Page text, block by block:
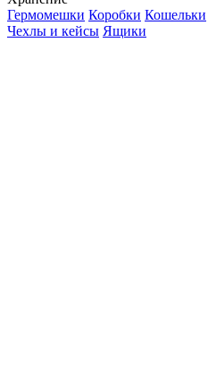
Гермомешки Коробки Кошельки
Чехлы и кейсы Ящики